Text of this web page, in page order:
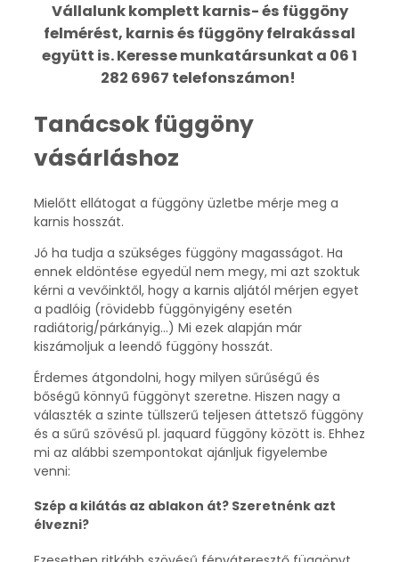
Vállalunk komplett karnis- és függöny
felmérést, karnis és függöny felrakással
együtt is. Keresse munkatársunkat a 06 1
282 6967 telefonszámon!
Tanácsok függöny
vásárláshoz
Mielőtt ellátogat a függöny üzletbe mérje meg a
karnis hosszát.
Jó ha tudja a szükséges függöny magasságot. Ha
ennek eldöntése egyedül nem megy, mi azt szoktuk
kérni a vevőinktől, hogy a karnis aljától mérjen egyet
a padlóig (rövidebb függönyigény esetén
radiátorig/párkányig…) Mi ezek alapján már
kiszámoljuk a leendő függöny hosszát.
Érdemes átgondolni, hogy milyen sűrűségű és
bőségű könnyű függönyt szeretne. Hiszen nagy a
választék a szinte tüllszerű teljesen áttetsző függöny
és a sűrű szövésű pl. jaquard függöny között is. Ehhez
mi az alábbi szempontokat ajánljuk figyelembe
venni:
Szép a kilátás az ablakon át? Szeretnénk azt
élvezni?